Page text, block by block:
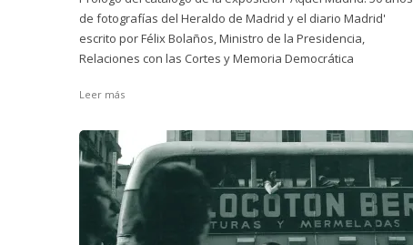
de fotografías del Heraldo de Madrid y el diario Madrid'
escrito por Félix Bolaños, Ministro de la Presidencia,
Relaciones con las Cortes y Memoria Democrática
Leer más